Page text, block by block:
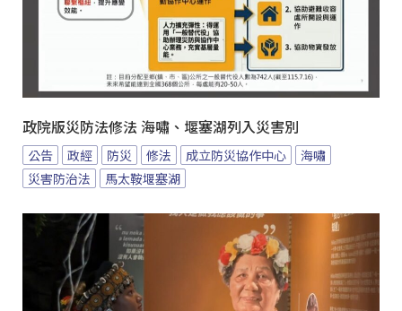
政院版災防法修法 海嘯、堰塞湖列入災害別
公告 政經 防災 修法 成立防災協作中心
海嘯
災害防治法
馬太鞍堰塞湖